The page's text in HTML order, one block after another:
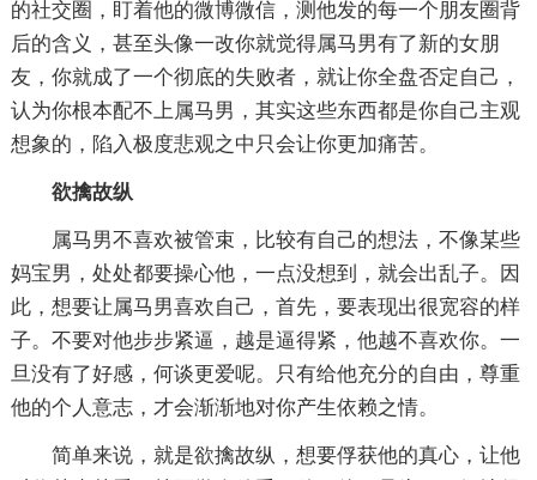
的社交圈，盯着他的微博微信，测他发的每一个朋友圈背
后的含义，甚至头像一改你就觉得属马男有了新的女朋
友，你就成了一个彻底的失败者，就让你全盘否定自己，
认为你根本配不上属马男，其实这些东西都是你自己主观
想象的，陷入极度悲观之中只会让你更加痛苦。
欲擒故纵
属马男不喜欢被管束，比较有自己的想法，不像某些
妈宝男，处处都要操心他，一点没想到，就会出乱子。因
此，想要让属马男喜欢自己，首先，要表现出很宽容的样
子。不要对他步步紧逼，越是逼得紧，他越不喜欢你。一
旦没有了好感，何谈更爱呢。只有给他充分的自由，尊重
他的个人意志，才会渐渐地对你产生依赖之情。
简单来说，就是欲擒故纵，想要俘获他的真心，让他